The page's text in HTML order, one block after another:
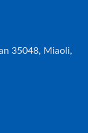
35048, Miaoli,